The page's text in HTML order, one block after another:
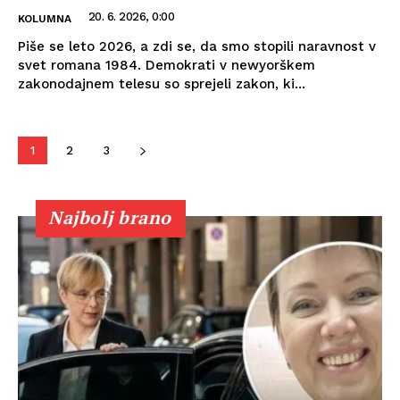
KOLUMNA 20. 6. 2026, 0:00
Piše se leto 2026, a zdi se, da smo stopili naravnost v
svet romana 1984. Demokrati v newyorškem
zakonodajnem telesu so sprejeli zakon, ki...
1 2 3
Najbolj brano